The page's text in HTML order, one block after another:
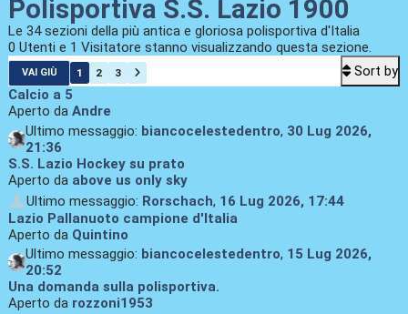
Polisportiva S.S. Lazio 1900
Le 34 sezioni della più antica e gloriosa polisportiva d'Italia
0 Utenti e 1 Visitatore stanno visualizzando questa sezione.
VAI GIÙ 1 2 3
Sort by
Calcio a 5
Aperto da Andre
Ultimo messaggio: biancocelestedentro, 30 Lug 2026,
21:36
S.S. Lazio Hockey su prato
Aperto da above us only sky
Ultimo messaggio: Rorschach, 16 Lug 2026, 17:44
Lazio Pallanuoto campione d'Italia
Aperto da Quintino
Ultimo messaggio: biancocelestedentro, 15 Lug 2026,
20:52
Una domanda sulla polisportiva.
Aperto da rozzoni1953